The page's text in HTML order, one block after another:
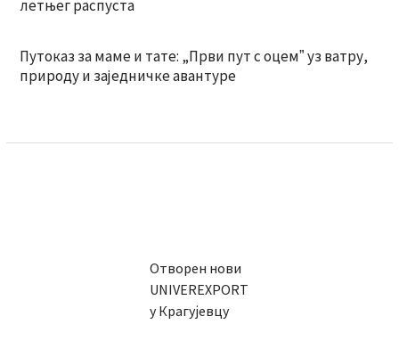
летњег распуста
Путоказ за маме и тате: „Први пут с оцемˮ уз ватру,
природу и заједничке авантуре
Отворен нови
UNIVEREXPORT
у Крагујевцу